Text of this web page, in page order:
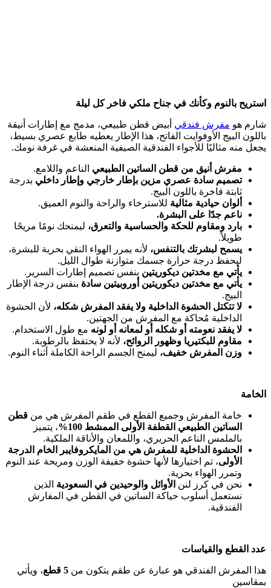
استريح بالنوم وكأنك في جناح ملكي فاخر كل ليلة
شارم هو مفرش فندقي أبيض قطن طبيعي، مدمج مع إطارات أنيقة
باللون البيج الأوفوايت الفاتح، هذا الإطار يعطيه طابع عصري بسيط،
يجعل منه مثاليًا للأجواء الفندقية الصيفية المنعشة في غرفة نومك.
مفرش أنيق من قطن الساتين الطبيعي الناعم واللامع.
تصميم سادة عصري مزين بإطار خارجي وإطار داخلي بدرجة
ثابتة فاخرة باللون البيج.
ألوان حيادية مثالية للاسترخاء والراحة والنوم العميق.
ناعم جدًا على البشرة.
بارد ومقاوم للحكة والحساسية والتعرق، ليمنحك نومًا مريحًا
طويلاً.
يسمح لبشرتك بالتنفس، لأنه يمرر الهواء النقي بحرية للبشرة،
ليحفظ درجة حرارة جسمك متوازنة طوال الليل.
يأتي مع مخدتين ديكوريتين بنفس تصميم إطارات السرير.
يأتي مع مخدتين ديكوريتين أوروبيتين سادة بنفس درجة الإطار
البيج.
لا تتكتل الحشوة الداخلية ولا يفقد المفرش شكله، لأن الحشوة
الداخلية مُحاكة مع المفرش من الجهتين.
لا يفقد نعومته أو شكله أو لمعانه أو لونه مع طول الاستخدام.
مقاوم للبكتيريا وظهور الروائح، لأنه لا يحتفظ بالرطوبة.
وزن المفرش خفيف، ليمنح الجسم الراحة الكاملة أثناء النوم.
الخامة
خامة المفرش وجميع القطع في طقم المفرش هي من قطن
الساتين الطبيعي القطفة الأولى الممشط 100%
، يتميز
بالملمس الناعم الحريري، واللمعان والأناقة الملكية.
الحشوة الداخلية للمفرش هي من المايكروفايبر الخام الدرجة
الأولى، تم اختيارها لأنها حشوة خفيفة الوزن ومريحة عند النوم
وتمرر الهواء بحرية.
نحن في كرز لنن الأوائل والوحيدين في السعودية الذين
نستعمل أسلوب حياكة الساتين في القطن في المفارش
الفندقية.
عدد القطع والقياسات
هذا المفرش الفندقي هو عبارة عن طقم يتكون من 5 قطع
، ويأتي
بمقاسين